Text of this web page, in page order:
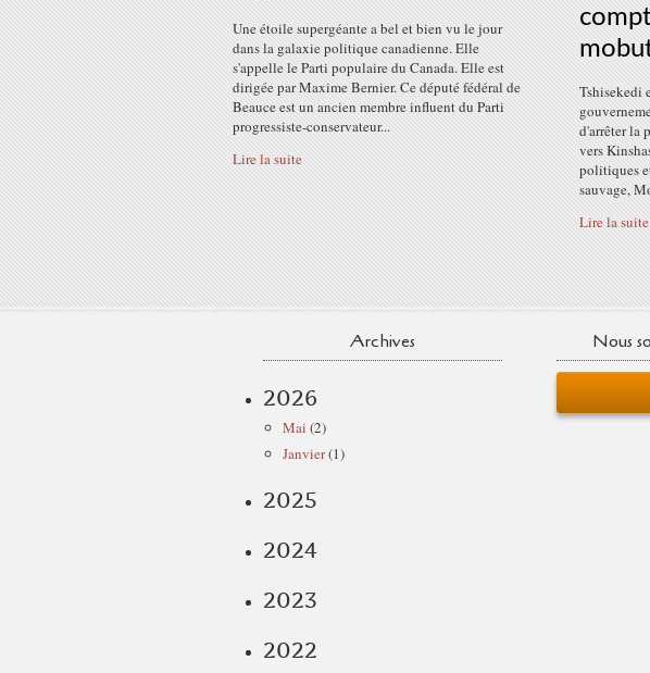
Une étoile supergéante a bel et bien vu le jour
dans la galaxie politique canadienne. Elle
s'appelle le Parti populaire du Canada. Elle est
dirigée par Maxime Bernier. Ce député fédéral de
Beauce est un ancien membre influent du Parti
progressiste-conservateur...
Lire la suite
Tshisekedi
d'arrêter la
vers
politiques
sauvage,
Lire la suite
Archives
2026
Mai (2)
Janvier(1)
2025
2024
2023
2022
Nous